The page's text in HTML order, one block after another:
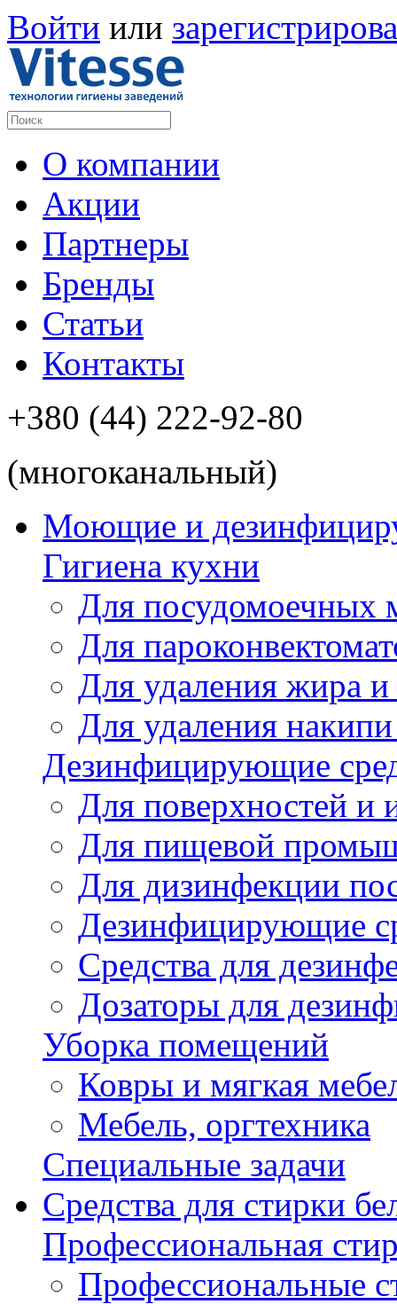
Войти или
О компании
Акции
Партнеры
Бренды
Статьи
Контакты
+380 (44) 222-92-80
(многоканальный)
Моющие и
Гигиена кухни
Для посудомоечных
Для
Для удаления жира и
Для удаления
Дезинфицирующие
Для поверхностей и
Для пищевой
Для дизинфекции
Дезинфицирующие
Cредства для
Дозаторы для
Уборка помещений
Ковры и мягкая
Мебель, оргтехника
Специальные задачи
Средства для стирки
Профессиональная
Профессиональные